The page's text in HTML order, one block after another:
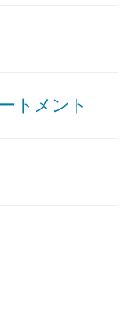
トメント